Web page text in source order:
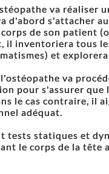
va réaliser
d'abord s'attacher
de son patient
il inventoriera tous
et
va
pour s'assurer
le cas contraire, il
adéquat.
tests statiques et
le corps de la tête